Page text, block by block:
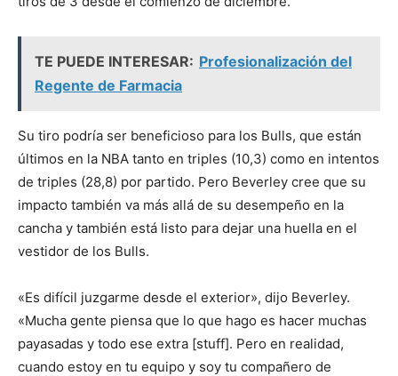
TE PUEDE INTERESAR: Profesionalización del
Regente de Farmacia
Su tiro podría ser beneficioso para los Bulls, que están
últimos en la NBA tanto en triples (10,3) como en intentos
de triples (28,8) por partido. Pero Beverley cree que su
impacto también va más allá de su desempeño en la
cancha y también está listo para dejar una huella en el
vestidor de los Bulls.
«Es difícil juzgarme desde el exterior», dijo Beverley.
«Mucha gente piensa que lo que hago es hacer muchas
payasadas y todo ese extra [stuff]. Pero en realidad,
cuando estoy en tu equipo y soy tu compañero de